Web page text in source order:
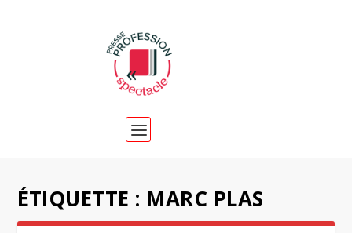
ÉTIQUETTE : MARC PLAS